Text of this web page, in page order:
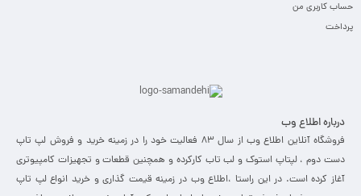
حساب کاربری من
پرداخت
درباره اطلاع وب
فروشگاه آنلاین اطلاع وب از سال 83 فعالیت خود را در زمینه خرید و فروش لپ تاپ
دست دوم ، لپتاپ استوک و لب تاب کارکرده و همچنین قطعات و تجهیزات کامپیوتری
آغاز کرده است. در این راستا ،‌اطلاع وب در زمینه قیمت گذاری و خرید انواع لپ تاپ